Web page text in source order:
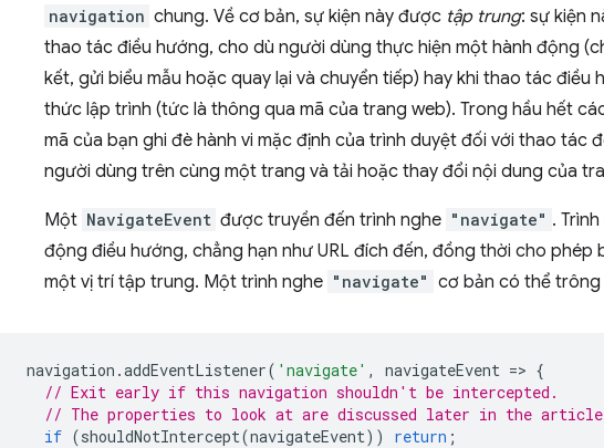
navigation chung. Về cơ bản, sự kiện này được tập trung: sự kiện
thao tác điều hướng, cho dù người dùng thực hiện một hành động
kết, gửi biểu mẫu hoặc quay lại và chuyển tiếp) hay khi thao tác
thức lập trình (tức là thông qua mã của trang web). Trong hầu hết
mã của bạn ghi đè hành vi mặc định của trình duyệt đối với thao tác
người dùng trên cùng một trang và tải hoặc thay đổi nội dung của
Một NavigateEvent được truyền đến trình nghe "navigate" .
động điều hướng, chẳng hạn như URL đích đến, đồng thời cho
một vị trí tập trung. Một trình nghe "navigate" cơ bản có thể trông
navigation .addEventListener( 'navigate' , navigateEvent => {
// Exit early if this navigation shouldn't be intercepted.
// The properties to look at are discussed later in the
if (shouldNotIntercept(navigateEvent)) return ;